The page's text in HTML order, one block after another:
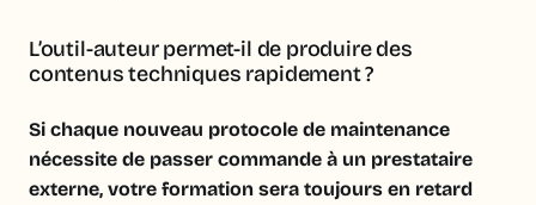
L’outil-auteur permet-il de produire des
contenus techniques rapidement ?
Si chaque nouveau protocole de maintenance
nécessite de passer commande à un prestataire
externe, votre formation sera toujours en retard